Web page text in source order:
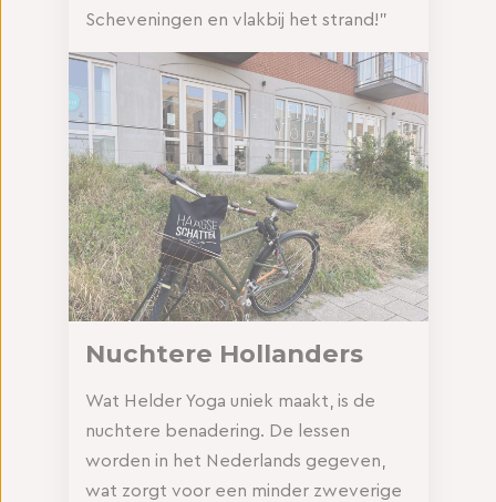
Scheveningen en vlakbij het strand!”
Nuchtere Hollanders
Wat Helder Yoga uniek maakt, is de
nuchtere benadering. De lessen
worden in het Nederlands gegeven,
wat zorgt voor een minder zweverige